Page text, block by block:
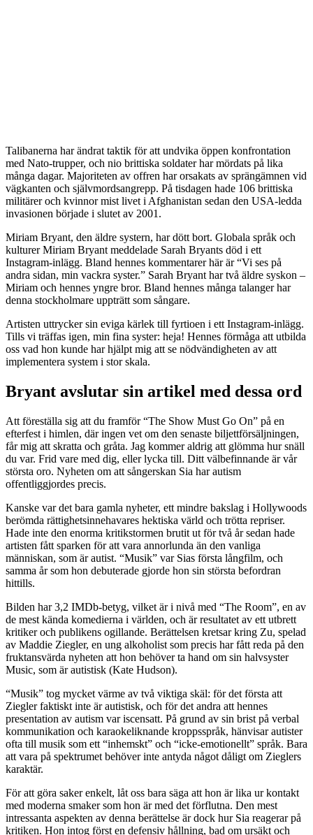
Talibanerna har ändrat taktik för att undvika öppen konfrontation
med Nato-trupper, och nio brittiska soldater har mördats på lika
många dagar. Majoriteten av offren har orsakats av sprängämnen vid
vägkanten och självmordsangrepp. På tisdagen hade 106 brittiska
militärer och kvinnor mist livet i Afghanistan sedan den USA-ledda
invasionen började i slutet av 2001.
Miriam Bryant, den äldre systern, har dött bort. Globala språk och
kulturer Miriam Bryant meddelade Sarah Bryants död i ett
Instagram-inlägg. Bland hennes kommentarer här är “Vi ses på
andra sidan, min vackra syster.” Sarah Bryant har två äldre syskon –
Miriam och hennes yngre bror. Bland hennes många talanger har
denna stockholmare uppträtt som sångare.
Artisten uttrycker sin eviga kärlek till fyrtioen i ett Instagram-inlägg.
Tills vi träffas igen, min fina syster: heja! Hennes förmåga att utbilda
oss vad hon kunde har hjälpt mig att se nödvändigheten av att
implementera system i stor skala.
Bryant avslutar sin artikel med dessa ord
Att föreställa sig att du framför “The Show Must Go On” på en
efterfest i himlen, där ingen vet om den senaste biljettförsäljningen,
får mig att skratta och gråta. Jag kommer aldrig att glömma hur snäll
du var. Frid vare med dig, eller lycka till. Ditt välbefinnande är vår
största oro. Nyheten om att sångerskan Sia har autism
offentliggjordes precis.
Kanske var det bara gamla nyheter, ett mindre bakslag i Hollywoods
berömda rättighetsinnehavares hektiska värld och trötta repriser.
Hade inte den enorma kritikstormen brutit ut för två år sedan hade
artisten fått sparken för att vara annorlunda än den vanliga
människan, som är autist. “Musik” var Sias första långfilm, och
samma år som hon debuterade gjorde hon sin största befordran
hittills.
Bilden har 3,2 IMDb-betyg, vilket är i nivå med “The Room”, en av
de mest kända komedierna i världen, och är resultatet av ett utbrett
kritiker och publikens ogillande. Berättelsen kretsar kring Zu, spelad
av Maddie Ziegler, en ung alkoholist som precis har fått reda på den
fruktansvärda nyheten att hon behöver ta hand om sin halvsyster
Music, som är autistisk (Kate Hudson).
“Musik” tog mycket värme av två viktiga skäl: för det första att
Ziegler faktiskt inte är autistisk, och för det andra att hennes
presentation av autism var iscensatt. På grund av sin brist på verbal
kommunikation och karaokeliknande kroppsspråk, hänvisar autister
ofta till musik som ett “inhemskt” och “icke-emotionellt” språk. Bara
att vara på spektrumet behöver inte antyda något dåligt om Zieglers
karaktär.
För att göra saker enkelt, låt oss bara säga att hon är lika ur kontakt
med moderna smaker som hon är med det förflutna. Den mest
intressanta aspekten av denna berättelse är dock hur Sia reagerar på
kritiken. Hon intog först en defensiv hållning, bad om ursäkt och